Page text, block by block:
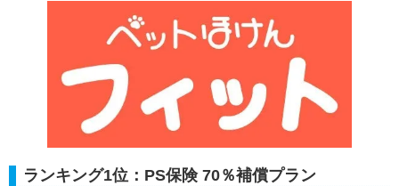
ランキング1位：PS保険 70％補償プラン